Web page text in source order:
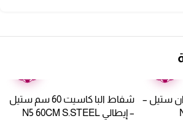
ان ستيل –
شفاط البا كاسيت 60 سم ستيل
– إيطالي N5 60CM S.STEEL